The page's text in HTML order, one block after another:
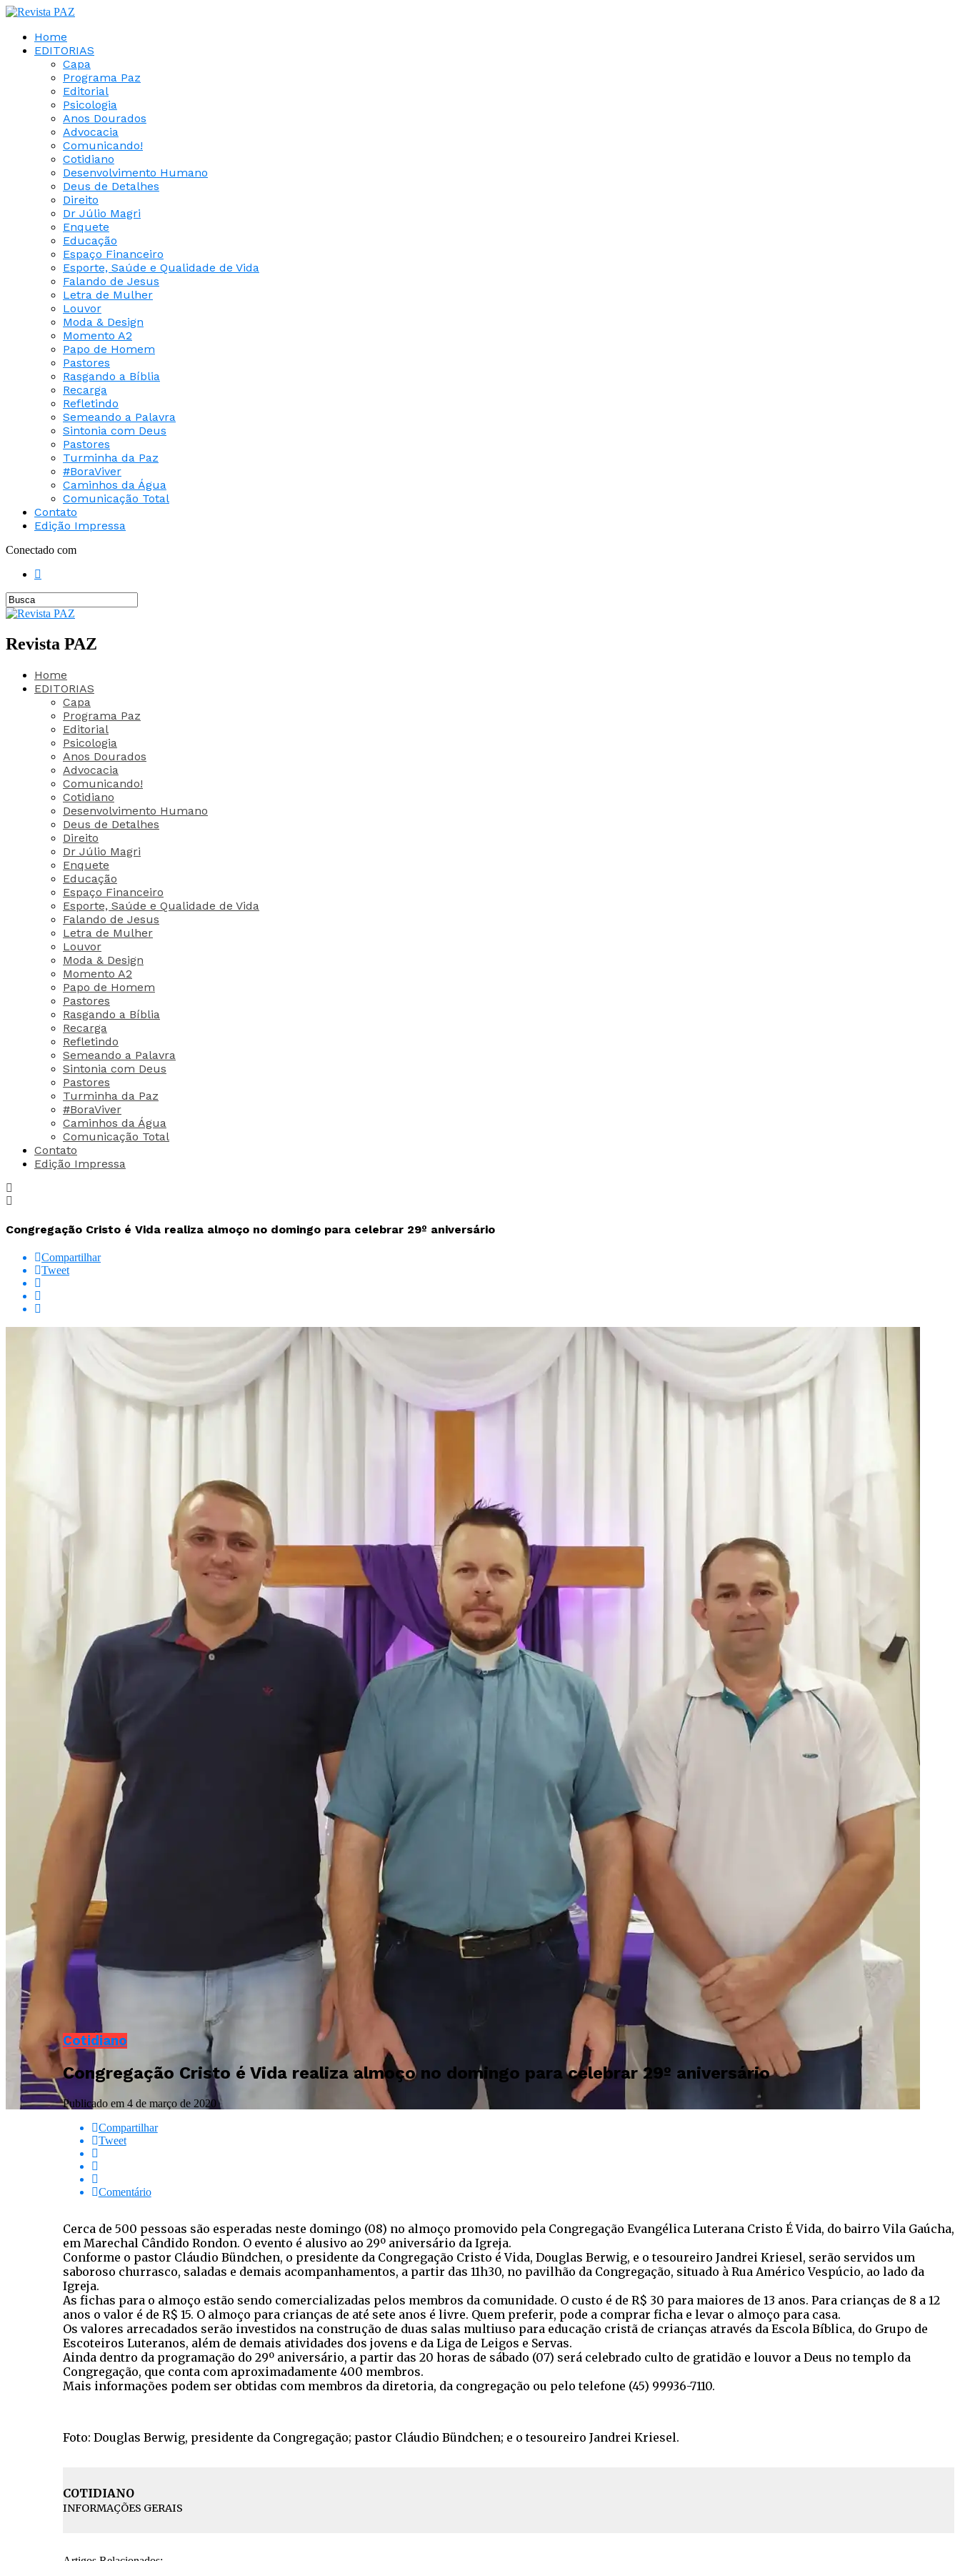
Home
EDITORIAS
Capa
Programa Paz
Editorial
Psicologia
Anos Dourados
Advocacia
Comunicando!
Cotidiano
Desenvolvimento Humano
Deus de Detalhes
Direito
Dr Júlio Magri
Enquete
Educação
Espaço Financeiro
Esporte, Saúde e Qualidade de Vida
Falando de Jesus
Letra de Mulher
Louvor
Moda & Design
Momento A2
Papo de Homem
Pastores
Rasgando a Bíblia
Recarga
Refletindo
Semeando a Palavra
Sintonia com Deus
Pastores
Turminha da Paz
#BoraViver
Caminhos da Água
Comunicação Total
Contato
Edição Impressa
Conectado com
Revista PAZ
Home
EDITORIAS
Capa
Programa Paz
Editorial
Psicologia
Anos Dourados
Advocacia
Comunicando!
Cotidiano
Desenvolvimento Humano
Deus de Detalhes
Direito
Dr Júlio Magri
Enquete
Educação
Espaço Financeiro
Esporte, Saúde e Qualidade de Vida
Falando de Jesus
Letra de Mulher
Louvor
Moda & Design
Momento A2
Papo de Homem
Pastores
Rasgando a Bíblia
Recarga
Refletindo
Semeando a Palavra
Sintonia com Deus
Pastores
Turminha da Paz
#BoraViver
Caminhos da Água
Comunicação Total
Contato
Edição Impressa
Congregação Cristo é Vida realiza almoço no domingo para celebrar 29º aniversário
Compartilhar
Tweet
Cotidiano
Congregação Cristo é Vida realiza almoço no domingo para celebrar 29º aniversário
Publicado em 4 de março de 2020
Compartilhar
Tweet
Comentário
Cerca de 500 pessoas são esperadas neste domingo (08) no almoço promovido pela Congregação Evangélica Luterana Cristo É Vida, do bairro Vila Gaúcha,
em Marechal Cândido Rondon. O evento é alusivo ao 29º aniversário da Igreja.
Conforme o pastor Cláudio Bündchen, o presidente da Congregação Cristo é Vida, Douglas Berwig, e o tesoureiro Jandrei Kriesel, serão servidos um
saboroso churrasco, saladas e demais acompanhamentos, a partir das 11h30, no pavilhão da Congregação, situado à Rua Américo Vespúcio, ao lado da
Igreja.
As fichas para o almoço estão sendo comercializadas pelos membros da comunidade. O custo é de R$ 30 para maiores de 13 anos. Para crianças de 8 a 12
anos o valor é de R$ 15. O almoço para crianças de até sete anos é livre. Quem preferir, pode a comprar ficha e levar o almoço para casa.
Os valores arrecadados serão investidos na construção de duas salas multiuso para educação cristã de crianças através da Escola Bíblica, do Grupo de
Escoteiros Luteranos, além de demais atividades dos jovens e da Liga de Leigos e Servas.
Ainda dentro da programação do 29º aniversário, a partir das 20 horas de sábado (07) será celebrado culto de gratidão e louvor a Deus no templo da
Congregação, que conta com aproximadamente 400 membros.
Mais informações podem ser obtidas com membros da diretoria, da congregação ou pelo telefone (45) 99936-7110.
Foto: Douglas Berwig, presidente da Congregação; pastor Cláudio Bündchen; e o tesoureiro Jandrei Kriesel.
COTIDIANO
INFORMAÇÕES GERAIS